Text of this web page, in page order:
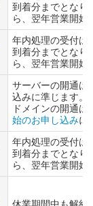
到着分までとなり
ら、翌年営業開始
年内処理の受付は
到着分までとなり
ら、翌年営業開始
サーバーの開通は
込みに準じます。
ドメインの開通は
始のお申し込みに
年内処理の受付は
到着分までとなり
ら、翌年営業開始